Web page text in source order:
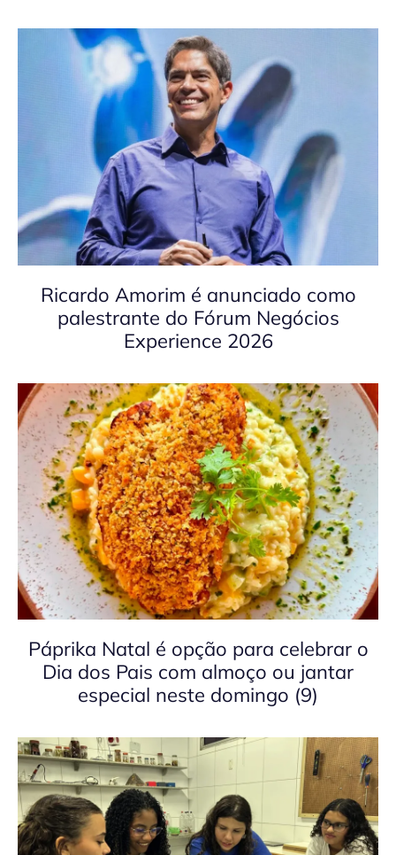
Ricardo Amorim é anunciado como
palestrante do Fórum Negócios
Experience 2026
Páprika Natal é opção para celebrar o
Dia dos Pais com almoço ou jantar
especial neste domingo (9)